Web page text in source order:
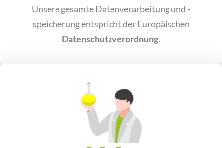
Unsere gesamte Datenverarbeitung und -
speicherung entspricht der Europäischen
Datenschutzverordnung.